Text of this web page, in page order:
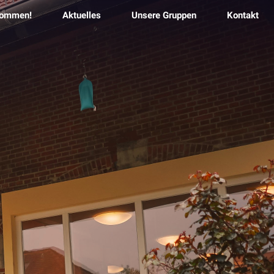
Aktuelles Unsere Gruppen Kontakt